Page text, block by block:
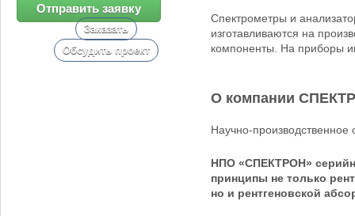
Отправить заявку
Заказать
Обсудить проект
Спектрометры и
изготавливаются на
компоненты. На приборы
О компании
Научно-
НПО «СПЕКТРОН»
принципы не только
но и рентгеновской